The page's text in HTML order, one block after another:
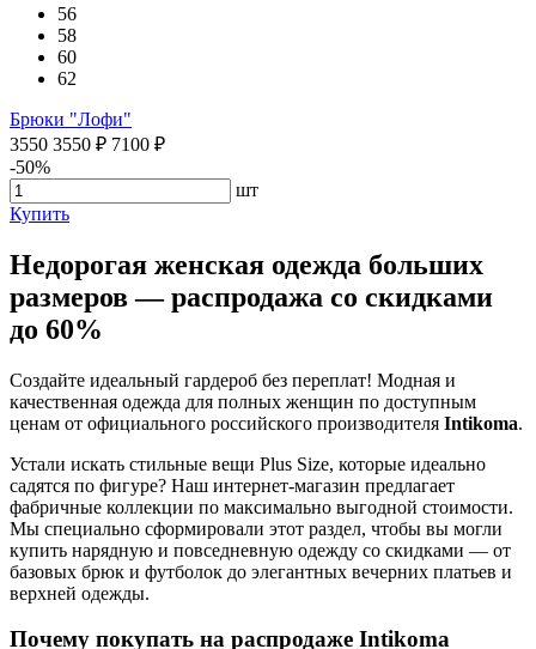
56
58
60
62
Брюки "Лофи"
3550 3550 ₽ 7100 ₽
-50%
шт
Купить
Недорогая женская одежда больших
размеров — распродажа со скидками
до 60%
Создайте идеальный гардероб без переплат! Модная и
качественная одежда для полных женщин по доступным
ценам от официального российского производителя Intikoma.
Устали искать стильные вещи Plus Size, которые идеально
садятся по фигуре? Наш интернет-магазин предлагает
фабричные коллекции по максимально выгодной стоимости.
Мы специально сформировали этот раздел, чтобы вы могли
купить нарядную и повседневную одежду со скидками — от
базовых брюк и футболок до элегантных вечерних платьев и
верхней одежды.
Почему покупать на распродаже Intikoma